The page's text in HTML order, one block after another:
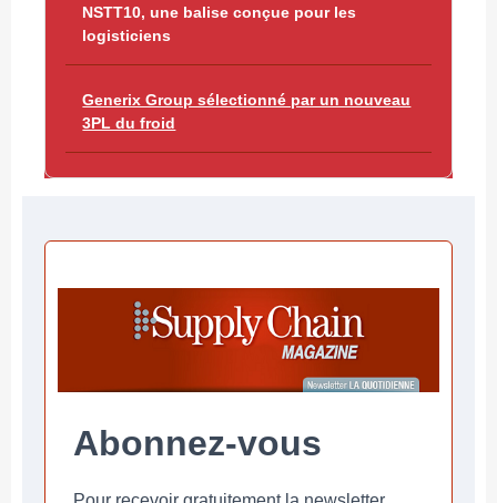
NSTT10, une balise conçue pour les
logisticiens
Generix Group sélectionné par un nouveau
3PL du froid